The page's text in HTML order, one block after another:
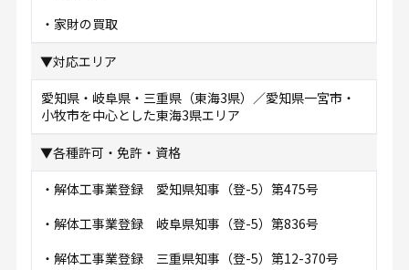
・家財の買取
▼対応エリア
愛知県・岐阜県・三重県（東海3県）／愛知県一宮市・
小牧市を中心とした東海3県エリア
▼各種許可・免許・資格
・解体工事業登録 愛知県知事（登-5）第475号
・解体工事業登録 岐阜県知事（登-5）第836号
・解体工事業登録 三重県知事（登-5）第12-370号